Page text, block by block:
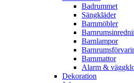
Badrummet
Sängkläder
Barnmöbler
Barnlampor
Barnmattor
Alarm &
Dekoration